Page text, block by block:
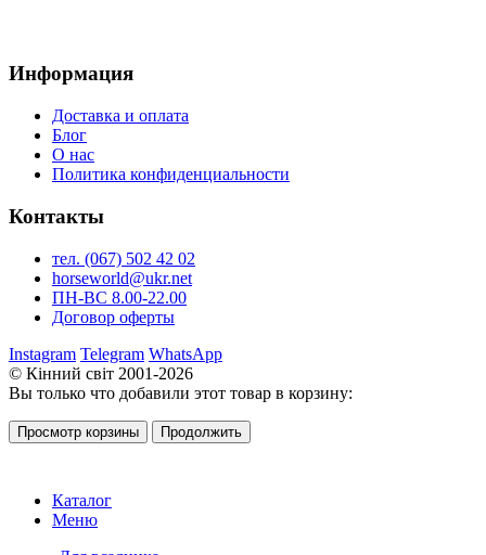
Информация
Доставка и оплата
Блог
О нас
Политика конфиденциальности
Контакты
тел. (067) 502 42 02
horseworld@ukr.net
ПН-ВС 8.00-22.00
Договор оферты
Instagram Telegram WhatsApp
© Кінний світ 2001-2026
Вы только что добавили этот товар в корзину:
Просмотр корзины Продолжить
Каталог
Меню